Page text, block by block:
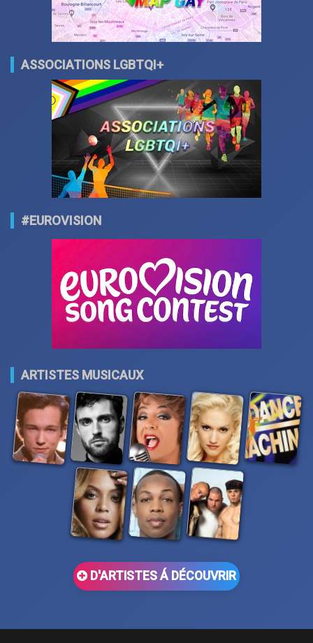
ASSOCIATIONS LGBTQI+
#EUROVISION
ARTISTES MUSICAUX
D'ARTISTES Á DÉCOUVRIR